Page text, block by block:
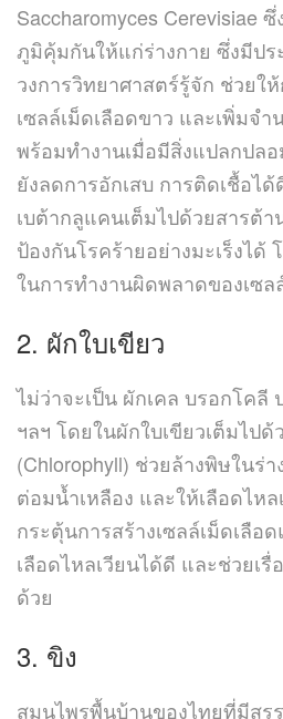
Saccharomyces Cerevisiae
ภูมิคุ้มกันให้แก่ร่างกาย ซึ่งมีปร
วงการวิทยาศาสตร์รู้จัก ช่วยใ
เซลล์เม็ดเลือดขาว และเพิ่มจำ
พร้อมทำงานเมื่อมีสิ่งแปลกปลอ
ยังลดการอักเสบ การติดเชื้อไ
เบต้ากลูแคนเต็มไปด้วยสารต้
ป้องกันโรคร้ายอย่างมะเร็งได้
ในการทำงานผิดพลาดของเซล
2. ผักใบเขียว
ไม่ว่าจะเป็น ผักเคล บรอกโคลี
ฯลฯ โดยในผักใบเขียวเต็มไป
(Chlorophyll) ช่วยล้างพิษในร่
ต่อมน้ำเหลือง และให้เลือดไห
กระตุ้นการสร้างเซลล์เม็ดเลือ
เลือดไหลเวียนได้ดี และช่วยเ
ด้วย
3. ขิง
สมุนไพรพื้นบ้านของไทยที่มีส